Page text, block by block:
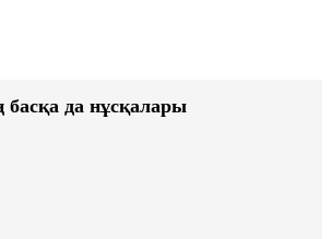
да нұсқалары